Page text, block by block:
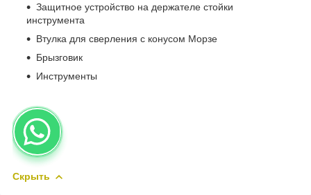
Защитное устройство на держателе стойки
инструмента
Втулка для сверления с конусом Морзе
Брызговик
Инструменты
Скрыть